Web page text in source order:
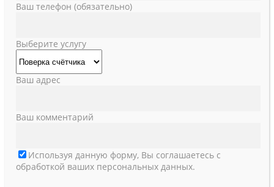
Ваш телефон (обязательно)
Выберите услугу
Ваш адрес
Ваш комментарий
Используя данную форму, Вы соглашаетесь с
обработкой ваших персональных данных.